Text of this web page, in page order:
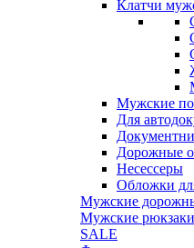
Клатчи
Мужские
Для
Дорожные
Несессеры
Обложки
Мужские
Мужские рюкзаки
SALE